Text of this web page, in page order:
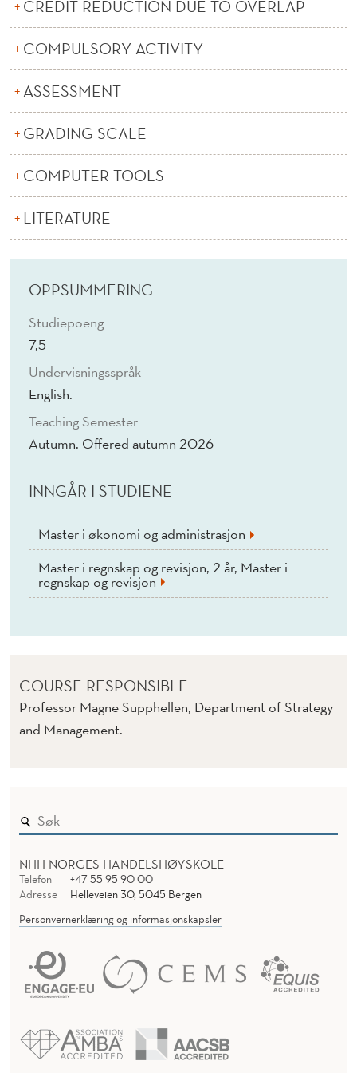
V
O
U
CREDIT REDUCTION DUE TO OVERLAP
COMPULSORY ACTIVITY
ASSESSMENT
GRADING SCALE
COMPUTER TOOLS
LITERATURE
OPPSUMMERING
Studiepoeng
7,5
Undervisningsspråk
English.
Teaching Semester
Autumn. Offered autumn 2026
INNGÅR I STUDIENE
Master i økonomi og administrasjon
Master i regnskap og revisjon, 2 år, Master i
regnskap og revisjon
COURSE RESPONSIBLE
Professor Magne Supphellen, Department of Strategy
and Management.
NHH NORGES HANDELSHØYSKOLE
Telefon
+47 55 95 90 00
Adresse
Helleveien 30, 5045 Bergen
Personvernerklæring og informasjonskapsler